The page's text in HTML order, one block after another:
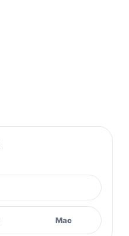
Mac